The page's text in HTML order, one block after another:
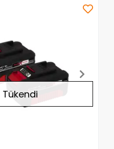
Stokta Yok
Tükendi